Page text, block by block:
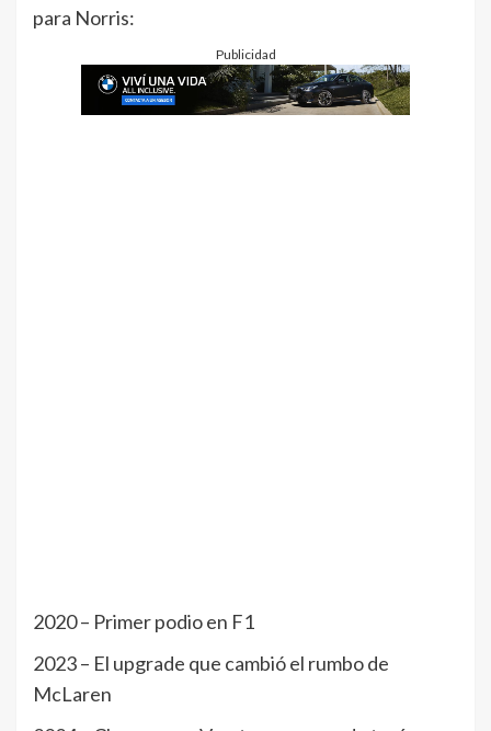
para Norris:
Publicidad
2020 – Primer podio en F1
2023 – El upgrade que cambió el rumbo de
McLaren